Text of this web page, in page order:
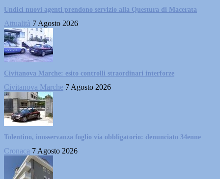
Undici nuovi agenti prendono servizio alla Questura di Macerata
Attualità 7 Agosto 2026
Civitanova Marche: esito controlli straordinari interforze
Civitanova Marche 7 Agosto 2026
Tolentino, inosservanza foglio via obbligatorio: denunciato 34enne
Cronaca 7 Agosto 2026